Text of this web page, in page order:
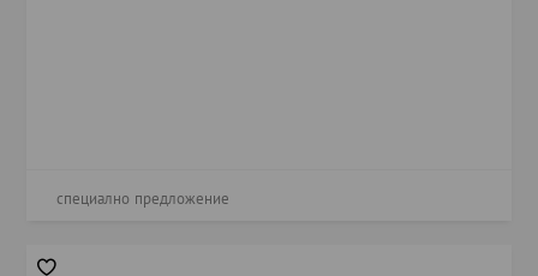
специално предложение